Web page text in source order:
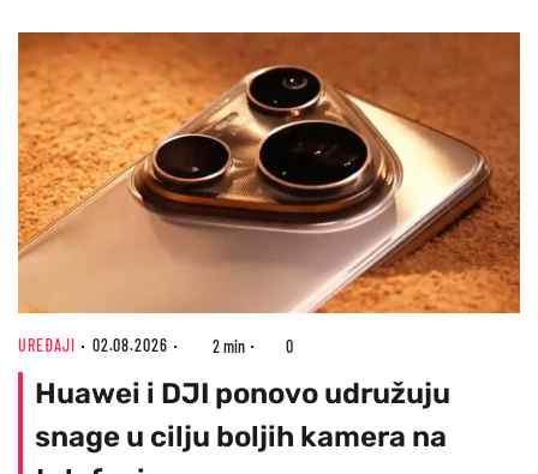
UREĐAJI 02.08.2026 2 min 0
Huawei i DJI ponovo udružuju
snage u cilju boljih kamera na